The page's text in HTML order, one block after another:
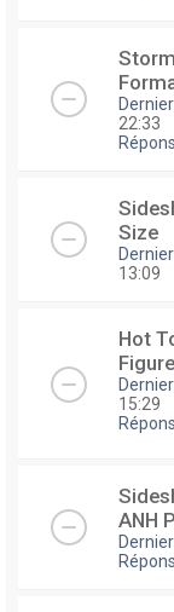
22:33
Size
13:09
Hot
Figure
15:29
ANH